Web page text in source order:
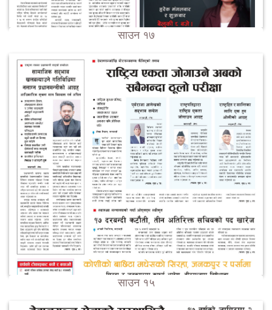
साउन १७
साउन १५